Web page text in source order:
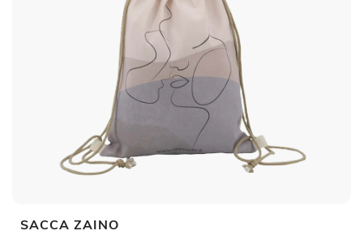
SACCA ZAINO